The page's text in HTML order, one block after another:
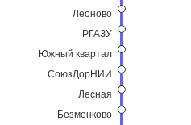
Леоново
РГАЗУ
Южный квартал
СоюзДорНИИ
Лесная
Безменково